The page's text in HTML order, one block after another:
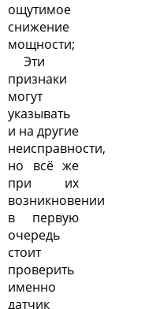
ощутимое
снижение
мощности;
Эти
признаки
могут
указывать
и на другие
неисправности,
но всё же
при их
возникновении
в первую
очередь
стоит
проверить
именно
датчик